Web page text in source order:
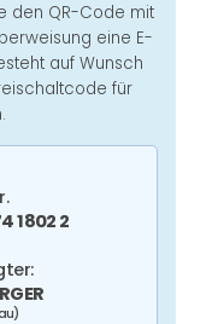
den QR-Code mit
eine E-
auf Wunsch
für
1802 2